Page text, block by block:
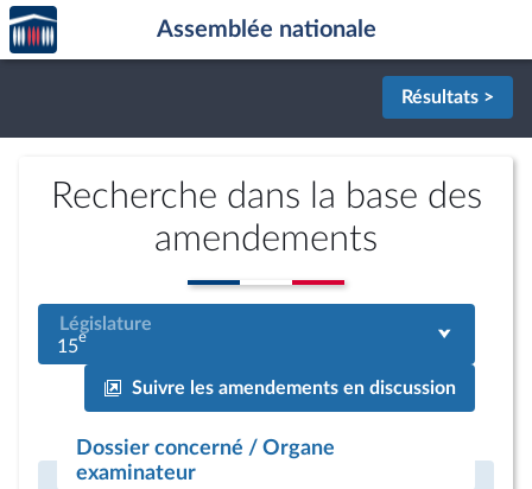
Aller au contenu
Aller en bas de la page
Accèder
à la
page
Assemblée nationale
Résultats >
Recherche dans la base des
amendements
Législature
15e
Suivre les amendements en discussion
Dossier concerné / Organe
examinateur